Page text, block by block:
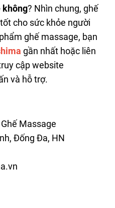
không? Nhìn chung, ghế
cho sức khỏe người
ghế massage, bạn
gần nhất hoặc liên
cập website
và hỗ trợ.
Massage
Đống Đa, HN